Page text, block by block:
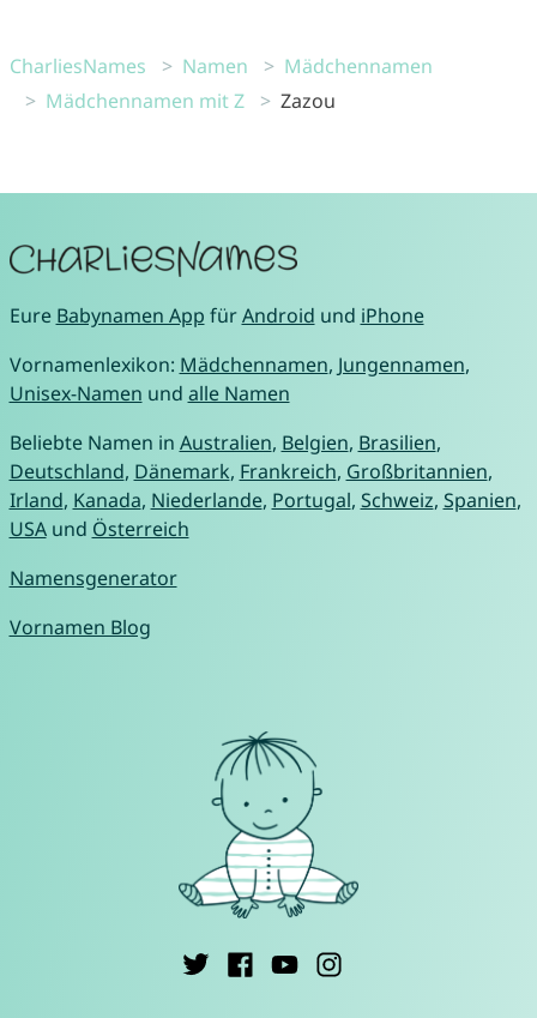
CharliesNames Namen
Mädchennamen
Mädchennamen mit Z
Zazou
Eure Babynamen App fürAndroid und iPhone
Vornamenlexikon: Mädchennamen, Jungennamen,
Unisex-Namen und alle Namen
Beliebte Namen in Australien, Belgien, Brasilien,
Deutschland, Dänemark, Frankreich, Großbritannien,
Irland, Kanada, Niederlande, Portugal, Schweiz, Spanien,
USAund Österreich
Namensgenerator
Vornamen Blog